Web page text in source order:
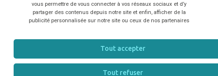
bien-être au travail de la filière équine
vous permettre de vous connecter à vos réseaux sociaux et d’y
partager des contenus depuis notre site et enfin, afficher de la
publicité personnalisée sur notre site ou ceux de nos partenaires
Tout accepter
Tout refuser